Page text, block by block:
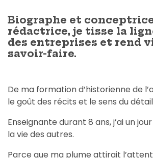
Biographe et
rédactrice, je tisse la
des entreprises et rend
savoir-faire.
De ma formation d’historienne de
le goût des récits et le sens du
Enseignante durant 8 ans, j’ai un
la vie des autres.
Parce que ma plume attirait